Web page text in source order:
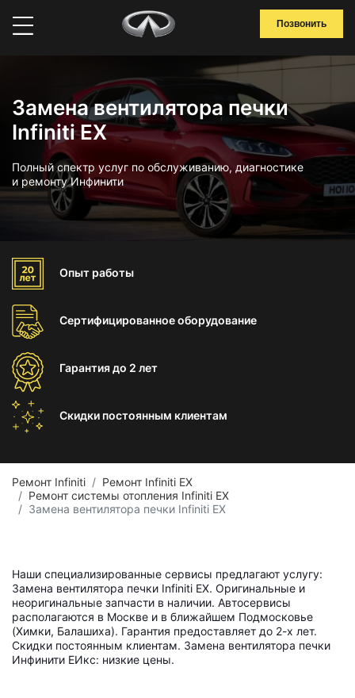
Позвонить
Замена вентилятора печки
Infiniti EX
Полный спектр услуг по обслуживанию, диагностике
и ремонту Инфинити
Опыт работы
Сертифицированноеоборудование
Гарантиядо 2 лет
Скидки постоянным клиентам
Ремонт Infiniti
Ремонт Infiniti EX
Ремонт системы отопления Infiniti EX
Замена вентилятора печки Infiniti EX
Наши специализированные сервисы предлагают услугу:
Замена вентилятора печки Infiniti EX. Оригинальные и
неоригинальные запчасти в наличии. Автосервисы
располагаются в Москве и в ближайшем Подмосковье
(Химки, Балашиха). Гарантия предоставляет до 2-х лет.
Скидки постоянным клиентам. Замена вентилятора печки
Инфинити ЕИкс: низкие цены.